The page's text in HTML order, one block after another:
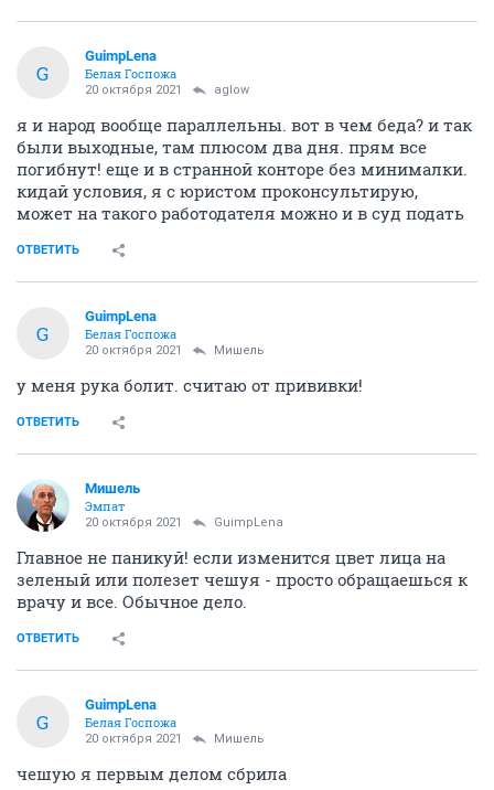
G
GuimpLena
Белая Госпожа
20 октября 2021 aglow
я и народ вообще параллельны. вот в чем беда? и так
были выходные, там плюсом два дня. прям все
погибнут! еще и в странной конторе без минималки.
кидай условия, я с юристом проконсультирую,
может на такого работодателя можно и в суд подать
ОТВЕТИТЬ
G
GuimpLena
Белая Госпожа
20 октября 2021 Мишель
у меня рука болит. считаю от прививки!
ОТВЕТИТЬ
Мишель
Эмпат
20 октября 2021 GuimpLena
Главное не паникуй! если изменится цвет лица на
зеленый или полезет чешуя - просто обращаешься к
врачу и все. Обычное дело.
ОТВЕТИТЬ
G
GuimpLena
Белая Госпожа
20 октября 2021 Мишель
чешую я первым делом сбрила